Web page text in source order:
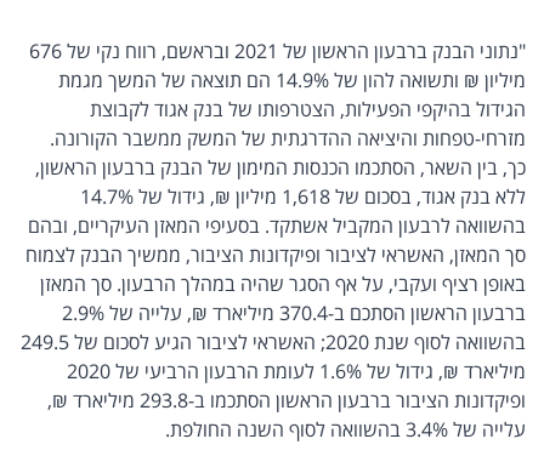
"נתוני הבנק ברבעון הראשון של 2021 ובראשם, רווח נקי של 676
מיליון ₪ ותשואה להון של 14.9% הם תוצאה של המשך מגמת
הגידול בהיקפי הפעילות, הצטרפותו של בנק אגוד לקבוצת
מזרחי-טפחות והיציאה ההדרגתית של המשק ממשבר הקורונה.
כך, בין השאר, הסתכמו הכנסות המימון של הבנק ברבעון הראשון,
ללא בנק אגוד, בסכום של 1,618 מיליון ₪, גידול של 14.7%
בהשוואה לרבעון המקביל אשתקד. בסעיפי המאזן העיקריים, ובהם
סך המאזן, האשראי לציבור ופיקדונות הציבור, ממשיך הבנק לצמוח
באופן רציף ועקבי, על אף הסגר שהיה במהלך הרבעון. סך המאזן
ברבעון הראשון הסתכם ב-370.4 מיליארד ₪, עלייה של 2.9%
בהשוואה לסוף שנת 2020; האשראי לציבור הגיע לסכום של 249.5
מיליארד ₪, גידול של 1.6% לעומת הרבעון הרביעי של 2020
ופיקדונות הציבור ברבעון הראשון הסתכמו ב-293.8 מיליארד ₪,
עלייה של 3.4% בהשוואה לסוף השנה החולפת.